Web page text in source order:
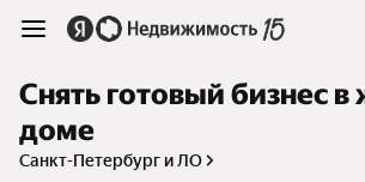
Снять готовый бизнес
доме
Санкт-Петербург и ЛО